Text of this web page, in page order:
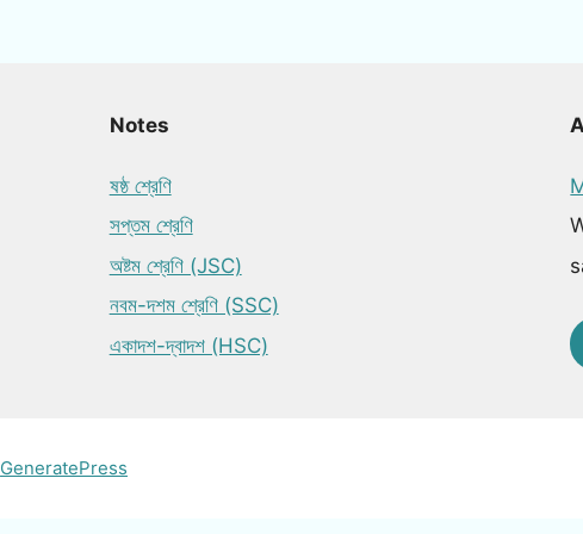
Notes
ষষ্ঠ শ্রেণি
সপ্তম শ্রেণি
অষ্টম শ্রেণি (JSC)
নবম-দশম শ্রেণি (SSC)
একাদশ-দ্বাদশ (HSC)
GeneratePress